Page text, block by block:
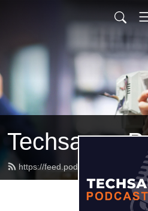
Techsauce
https://feed.podbean.com/